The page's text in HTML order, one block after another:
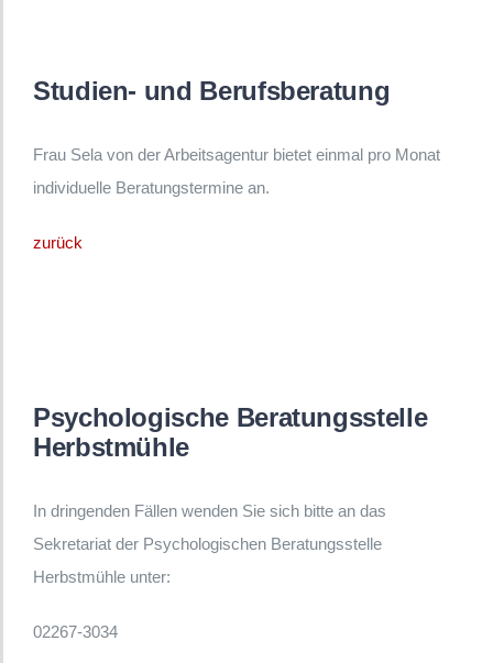
Studien- und Berufsberatung
Frau Sela von der Arbeitsagentur bietet einmal pro Monat
individuelle Beratungstermine an.
zurück
Psychologische Beratungsstelle
Herbstmühle
In dringenden Fällen wenden Sie sich bitte an das
Sekretariat der Psychologischen Beratungsstelle
Herbstmühle unter:
02267-3034